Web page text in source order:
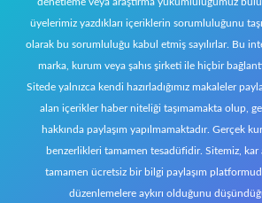
üyelerimiz yazdıkları içeriklerin sorumluluğunu
olarak bu sorumluluğu kabul etmiş sayılırlar. Bu
marka, kurum veya şahıs şirketi ile hiçbir
Sitede yalnızca kendi hazırladığımız makaleler
alan içerikler haber niteliği taşımamakta olup,
hakkında paylaşım yapılmamaktadır. Gerçek
benzerlikleri tamamen tesadüfidir. Sitemiz, kar
tamamen ücretsiz bir bilgi paylaşım
düzenlemelere aykırı olduğunu